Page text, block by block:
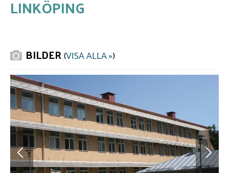
LINKÖPING
BILDER(VISA ALLA »)